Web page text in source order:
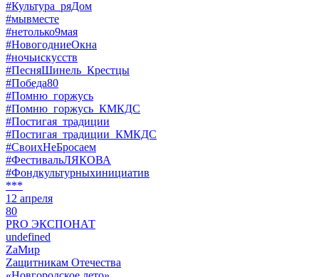
#Культура_ряДом
#мывместе
#нетолько9мая
#НовогодниеОкна
#ночьискусств
#ПесняШинель_Крестцы
#Победа80
#Помню_горжусь
#Помню_горжусь_КМКДС
#Постигая_традиции
#Постигая_традиции_КМКДС
#СвоихНеБросаем
#ФестивальЛЯКОВА
#Фондкультурныхинициатив
***
12 апреля
80
PRO ЭКСПОНАТ
undefined
ZaМир
Zащитникам Отечества